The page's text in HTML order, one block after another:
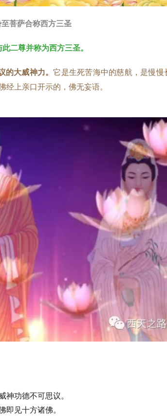
菩萨合称西方三圣
二尊并称为西方三圣。
的大威神力。它是生死苦海中的慈航，是慢慢
上亲口开示的，佛无妄语。
神功德不可思议。
即见十方诸佛。